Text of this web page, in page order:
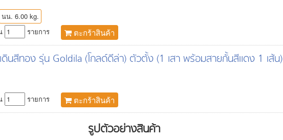
นน. 6.00 kg.
รายการ ตะกร้าสินค้า
ดินสีทอง รุ่น Goldila (โกลด์ดีล่า) ตัวตั้ง (1 เสา พร้อมสายกั้นสีแดง 1 เส้น)
รายการ ตะกร้าสินค้า
รูปตัวอย่างสินค้า